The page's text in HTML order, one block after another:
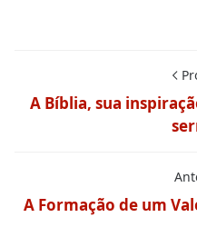
A Bíblia, sua
A Formação de um